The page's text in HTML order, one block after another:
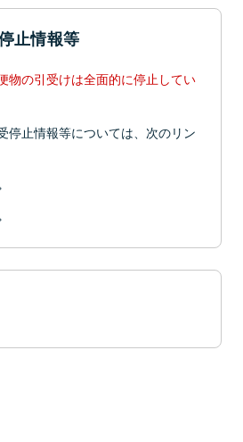
止情報等
物の引受けは全面的に停止してい
停止情報等については、次のリン